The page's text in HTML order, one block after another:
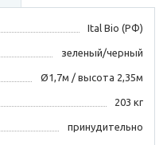
Ital Bio (РФ)
зеленый/черный
Ø1,7м / высота 2,35м
203 кг
принудительно